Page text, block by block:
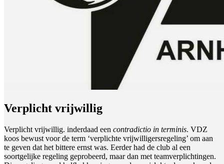
Verplicht vrijwillig
Verplicht vrijwillig. inderdaad een contradictio in terminis. VDZ
koos bewust voor de term ‘verplichte vrijwilligersregeling’ om aan
te geven dat het bittere ernst was. Eerder had de club al een
soortgelijke regeling geprobeerd, maar dan met teamverplichtingen.